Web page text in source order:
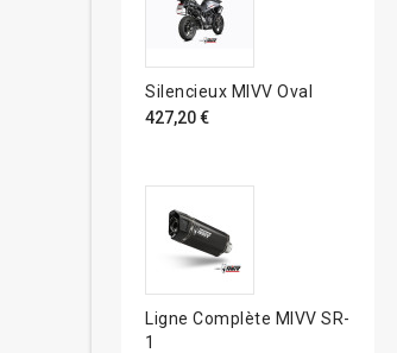
Silencieux MIVV Oval
427,20 €
Ligne Complète MIVV SR-
1